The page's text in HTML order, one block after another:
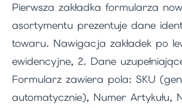
Pierwsza zakładka formularza
asortymentu prezentuje dane
towaru. Nawigacja zakładek po
ewidencyjne, 2. Dane
Formularz zawiera pola: SKU
automatycznie), Numer Artykułu,